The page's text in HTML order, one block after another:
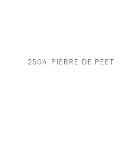
2504 PIERRE DE PEET